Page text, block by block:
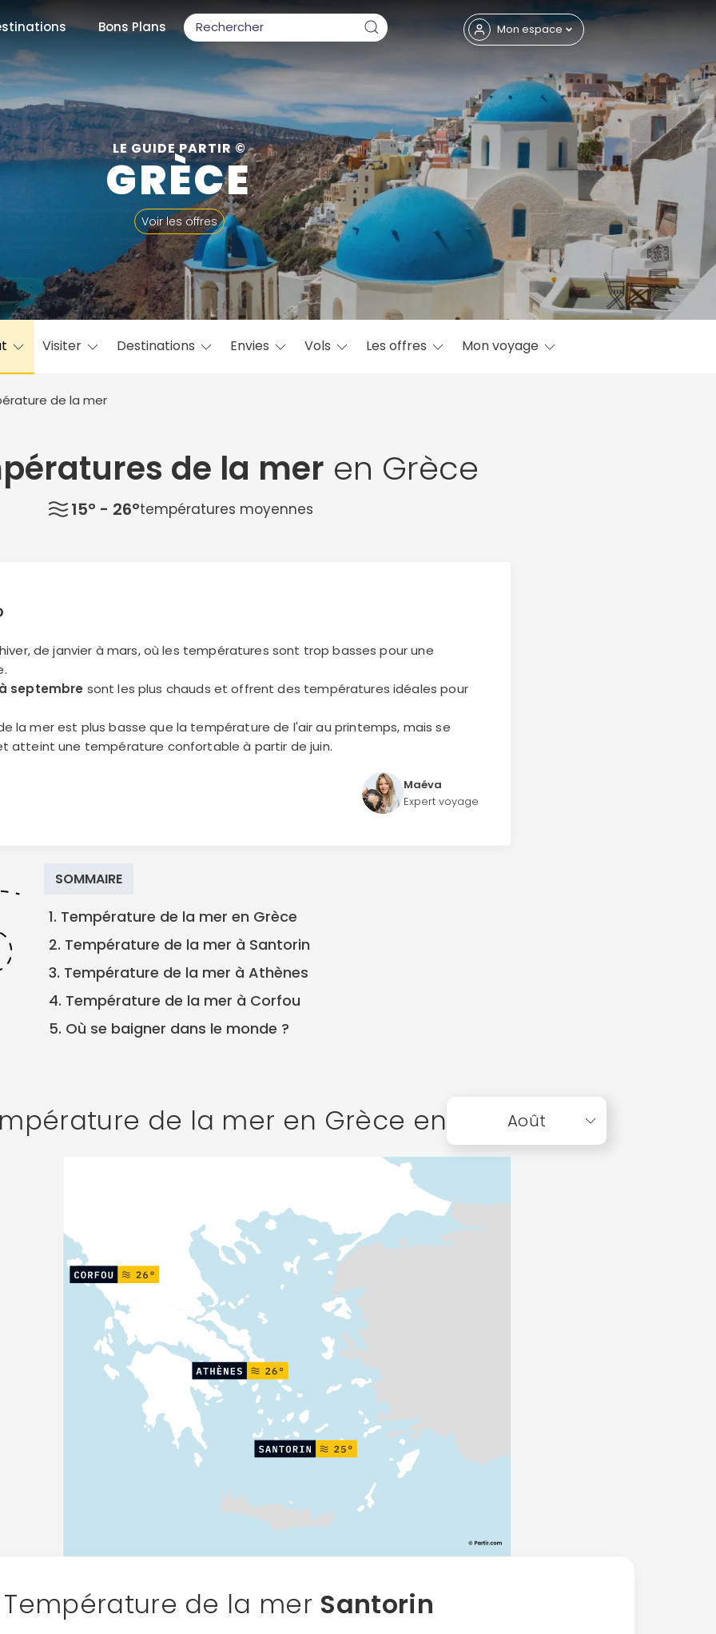
Bons Plans Mon espace
LE GUIDE PARTIR ©
GRÈCE
Voir les offres
Visiter Destinations Envies Vols Les offres Mon voyage
de la mer
de la mer en Grèce
15° - 26°températures moyennes
de janvier à mars, où les températures sont trop basses pour une
septembre sont les plus chauds et offrent des températures idéales pour
la mer est plus basse que la température de l'air au printemps, mais se
atteint une température confortable à partir de juin.
Maéva
Expert voyage
SOMMAIRE
1. Température de la mer en Grèce
2. Température de la mer à Santorin
3. Température de la mer à Athènes
4. Température de la mer à Corfou
5. Où se baigner dans le monde ?
de la mer en Grèce en Août
de la mer Santorin
Fermer
populaires
Avril Mai Juin Juillet Août
Septembre
Novembre
Décembre